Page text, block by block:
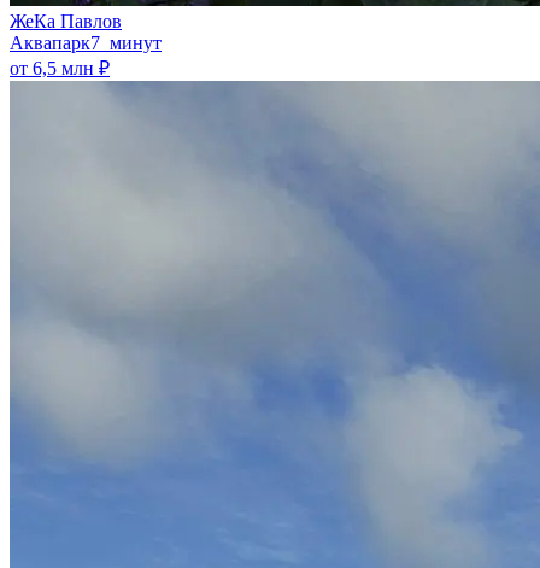
ЖеКа Павлов
Аквапарк7 минут
от 6,5 млн ₽